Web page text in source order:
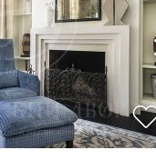
ещё 33 фотографии